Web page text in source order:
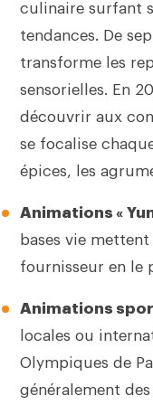
culinaire surfant
tendances. De
transforme les
sensorielles. En
découvrir aux
se focalise
épices, les
Animations «
bases vie
fournisseur en le
Animations
locales ou
Olympiques de
généralement